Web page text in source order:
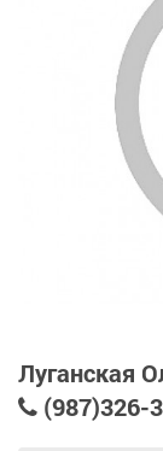
Луганская
(987)326-